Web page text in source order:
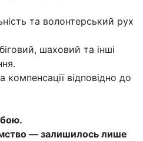
та волонтерський рух
шаховий та інші
компенсації відповідно до
— залишилось лише